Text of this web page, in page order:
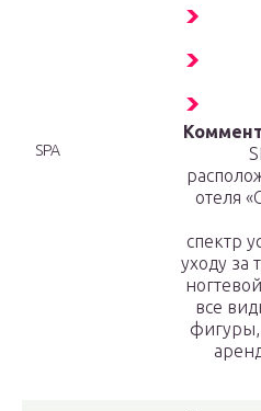
SPA
отеля
спектр
уходу за
все
фигуры,